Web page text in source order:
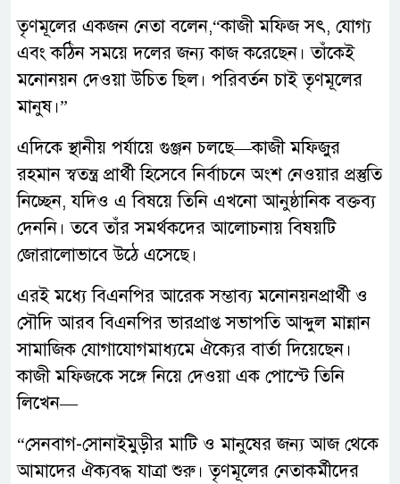
তৃণমূলের একজন নেতা বলেন,“কাজী মফিজ সৎ, যোগ্য
এবং কঠিন সময়ে দলের জন্য কাজ করেছেন। তাঁকেই
মনোনয়ন দেওয়া উচিত ছিল। পরিবর্তন চাই তৃণমূলের
মানুষ।”
এদিকে স্থানীয় পর্যায়ে গুঞ্জন চলছে—কাজী মফিজুর
রহমান স্বতন্ত্র প্রার্থী হিসেবে নির্বাচনে অংশ নেওয়ার প্রস্তুতি
নিচ্ছেন, যদিও এ বিষয়ে তিনি এখনো আনুষ্ঠানিক বক্তব্য
দেননি। তবে তাঁর সমর্থকদের আলোচনায় বিষয়টি
জোরালোভাবে উঠে এসেছে।
এরই মধ্যে বিএনপির আরেক সম্ভাব্য মনোনয়নপ্রার্থী ও
সৌদি আরব বিএনপির ভারপ্রাপ্ত সভাপতি আব্দুল মান্নান
সামাজিক যোগাযোগমাধ্যমে ঐক্যের বার্তা দিয়েছেন।
কাজী মফিজকে সঙ্গে নিয়ে দেওয়া এক পোস্টে তিনি
লিখেন—
“সেনবাগ-সোনাইমুড়ীর মাটি ও মানুষের জন্য আজ থেকে
আমাদের ঐক্যবদ্ধ যাত্রা শুরু। তৃণমূলের নেতাকর্মীদের